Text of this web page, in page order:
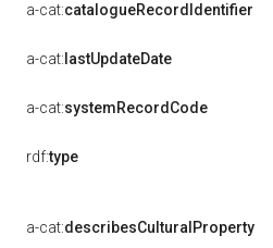
a-cat:catalogueRecordIdentifier
a-cat: lastUpdateDate
a-cat:systemRecordCode
rdf:type
a-cat:describesCulturalProperty